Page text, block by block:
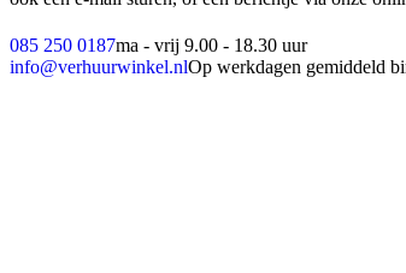
085 250 0187ma - vrij 9.00 - 18.30 uur
info@verhuurwinkel.nlOp werkdagen gemiddeld